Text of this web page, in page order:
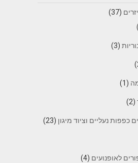
(37)
(3)
(1)
(2)
כפפות נעליים וציוד מיגון (23)
לאופנועים (4)